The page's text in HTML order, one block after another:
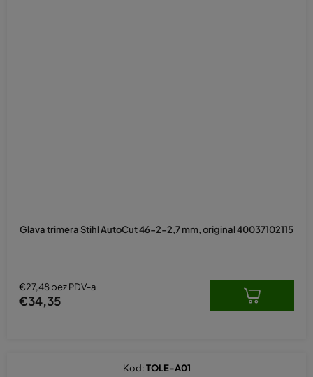
Glava trimera Stihl AutoCut 46-2-2,7 mm, original 40037102115
€27,48 bez PDV-a
€34,35
Kod:TOLE-A01